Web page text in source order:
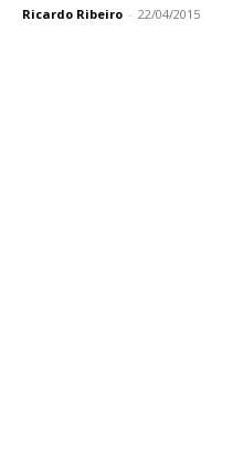
Ricardo Ribeiro - 22/04/2015